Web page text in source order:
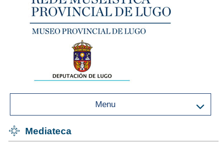
Menu
Mediateca